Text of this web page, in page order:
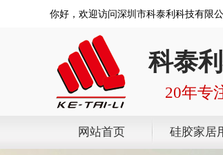
你好，欢迎访问深圳市科泰利科技有限
科泰
20年专
网站首页 硅胶家居